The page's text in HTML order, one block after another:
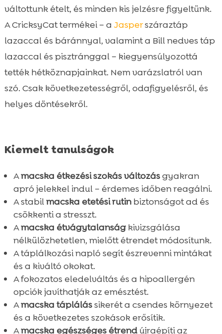
tartjuk a jó irányt
Összefoglaló
FAQ
váltottunk ételt, és minden kis jelzésre figyeltünk.
A CricksyCat termékei – a Jasperszáraztáp
lazaccal és báránnyal, valamint a Bill nedves táp
lazaccal és pisztránggal – kiegyensúlyozottá
tették hétköznapjainkat. Nem varázslatról van
szó. Csak következetességről, odafigyelésről, és
helyes döntésekről.
Kiemelt tanulságok
Amacska étkezési szokás változásgyakran
apró jelekkel indul – érdemes időben reagálni.
A stabilmacska etetési rutinbiztonságot ad és
csökkenti a stresszt.
Amacska étvágytalanságkivizsgálása
nélkülözhetetlen, mielőtt étrendet módosítunk.
A táplálkozási napló segít észrevenni mintákat
és a kiváltó okokat.
A fokozatos eledelváltás és a hipoallergén
opciók javíthatják az emésztést.
Amacska táplálássikerét a csendes környezet
és a következetes szokások erősítik.
Amacska egészséges étrendújraépíti az